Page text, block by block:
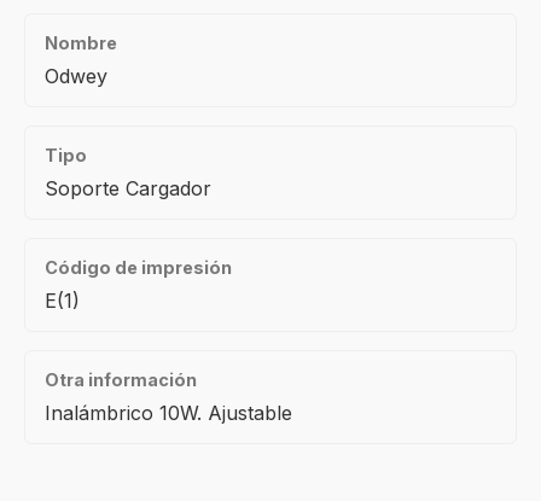
Nombre
Odwey
Tipo
Soporte Cargador
Código de impresión
E(1)
Otra información
Inalámbrico 10W. Ajustable